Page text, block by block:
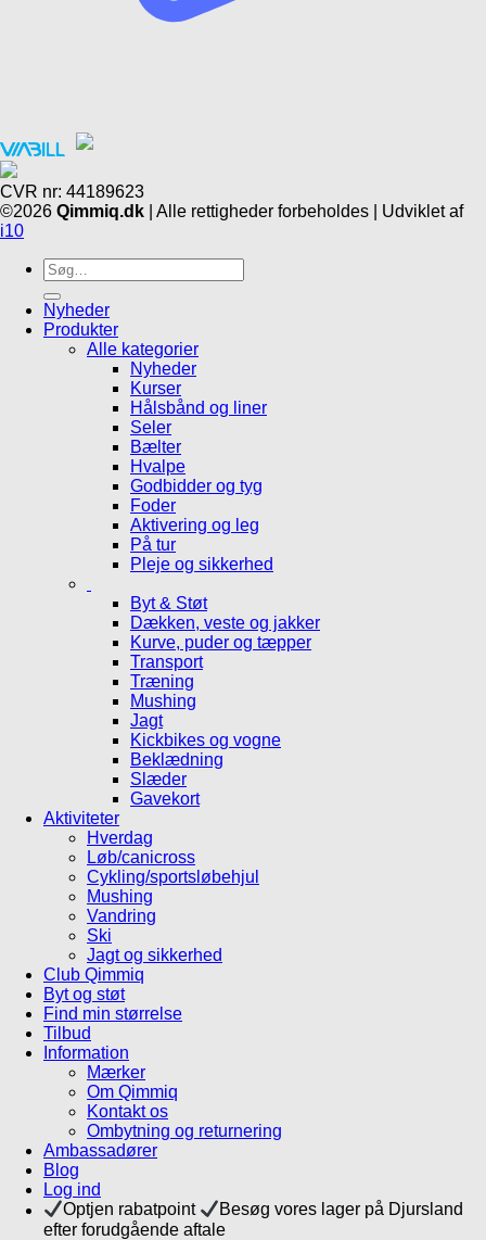
CVR nr: 44189623
©2026 Qimmiq.dk | Alle rettigheder forbeholdes | Udviklet af
i10
Søg
efter:
Nyheder
Produkter
Alle kategorier
Nyheder
Kurser
Hålsbånd og liner
Seler
Bælter
Hvalpe
Godbidder og tyg
Foder
Aktivering og leg
På tur
Pleje og sikkerhed
Byt & Støt
Dækken, veste og jakker
Kurve, puder og tæpper
Transport
Træning
Mushing
Jagt
Kickbikes og vogne
Beklædning
Slæder
Gavekort
Aktiviteter
Hverdag
Løb/canicross
Cykling/sportsløbehjul
Mushing
Vandring
Ski
Jagt og sikkerhed
Club Qimmiq
Byt og støt
Find min størrelse
Tilbud
Information
Mærker
Om Qimmiq
Kontakt os
Ombytning og returnering
Ambassadører
Blog
Log ind
Optjen rabatpoint
Besøg vores lager på Djursland
efter forudgående aftale